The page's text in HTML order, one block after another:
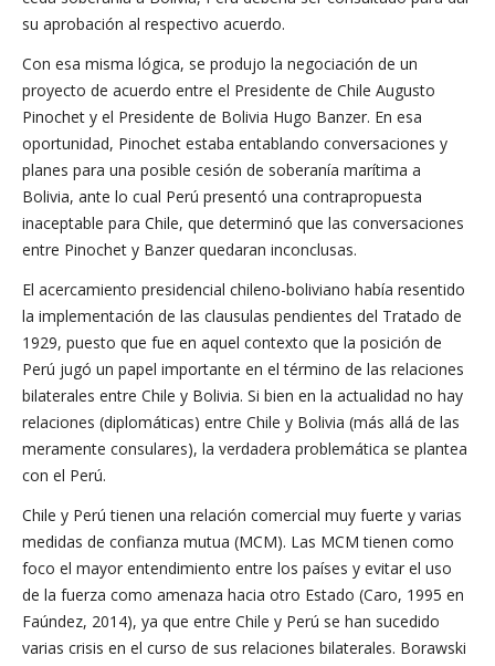
su aprobación al respectivo acuerdo.
Con esa misma lógica, se produjo la negociación de un
proyecto de acuerdo entre el Presidente de Chile Augusto
Pinochet y el Presidente de Bolivia Hugo Banzer. En esa
oportunidad, Pinochet estaba entablando conversaciones y
planes para una posible cesión de soberanía marítima a
Bolivia, ante lo cual Perú presentó una contrapropuesta
inaceptable para Chile, que determinó que las conversaciones
entre Pinochet y Banzer quedaran inconclusas.
El acercamiento presidencial chileno-boliviano había resentido
la implementación de las clausulas pendientes del Tratado de
1929, puesto que fue en aquel contexto que la posición de
Perú jugó un papel importante en el término de las relaciones
bilaterales entre Chile y Bolivia. Si bien en la actualidad no hay
relaciones (diplomáticas) entre Chile y Bolivia (más allá de las
meramente consulares), la verdadera problemática se plantea
con el Perú.
Chile y Perú tienen una relación comercial muy fuerte y varias
medidas de confianza mutua (MCM). Las MCM tienen como
foco el mayor entendimiento entre los países y evitar el uso
de la fuerza como amenaza hacia otro Estado (Caro, 1995 en
Faúndez, 2014), ya que entre Chile y Perú se han sucedido
varias crisis en el curso de sus relaciones bilaterales. Borawski